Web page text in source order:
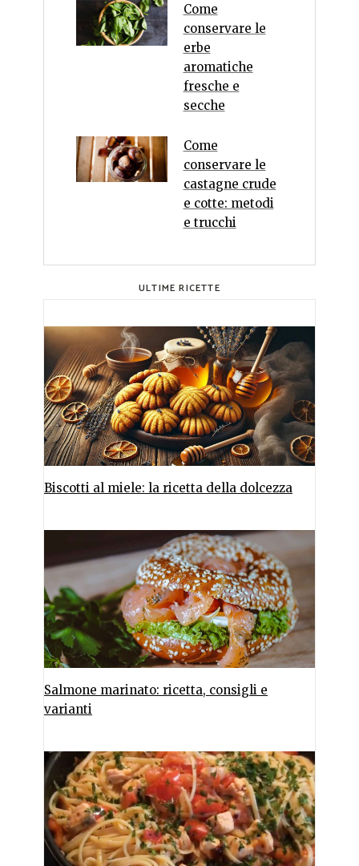
Come
conservare le
erbe
aromatiche
fresche e
secche
Come
conservare le
castagne crude
e cotte: metodi
e trucchi
ULTIME RICETTE
Biscotti al miele: la ricetta della dolcezza
Salmone marinato: ricetta, consigli e
varianti